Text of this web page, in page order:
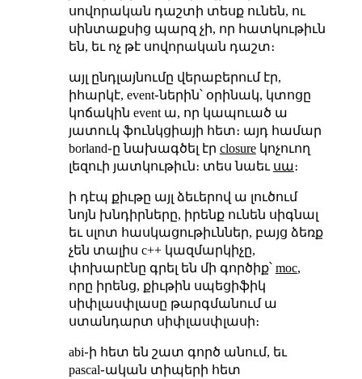
սովորական դաշտի տեսք ունեն, ու
սինտաքսից պարզ չի, որ հատկութիւն
են, եւ ոչ թէ սովորական դաշտ։
այլ ընդլայնումը վերաբերում էր,
իհարկէ, event֊ներին՝ օրինակ, կտոցը
կոճակին event ա, որ կապուած ա
յատուկ ֆունկցիայի հետ։ այդ համար
borland֊ը նախագծել էր closureկոչուող
լեզուի յատկութիւն։ տես նաեւ սա։
ի դէպ քիւթը այլ ձեւերով ա լուծում
նոյն խնդիրները, իրենք ունեն սիգնալ
եւ սլոտ հասկացութիւններ, բայց ձեռք
չեն տալիս c++ կազմարկիչը,
փոխարէնը գրել են մի գործիք՝ moc,
որը իրենց, քիւթին սպեցիֆիկ
սիփլասփլասը թարգմանում ա
ստանդարտ սիփլասփլասի։
abi֊ի հետ են շատ գործ անում, եւ
pascal֊ական տիպերի հետ